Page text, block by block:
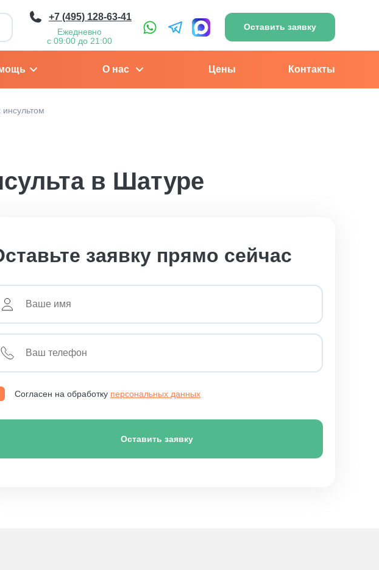
+7 (495) 128-63-41
Ежедневно
с 09:00 до 21:00
Оставить заявку
О нас Цены Контакты
в Шатуре
заявку прямо сейчас
Согласен на обработку персональных данных
Оставить заявку